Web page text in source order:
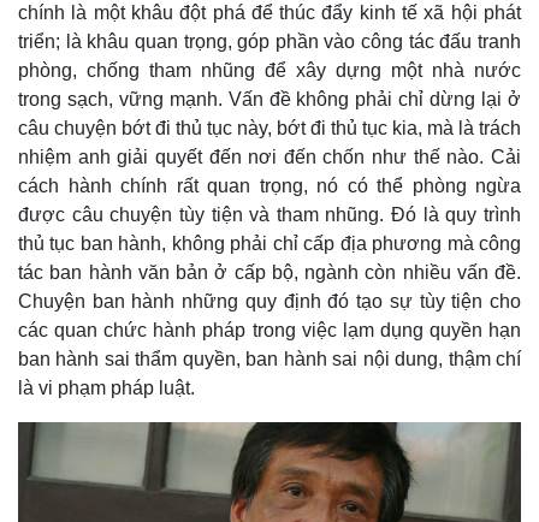
chính là một khâu đột phá để thúc đẩy kinh tế xã hội phát
triển; là khâu quan trọng, góp phần vào công tác đấu tranh
phòng, chống tham nhũng để xây dựng một nhà nước
trong sạch, vững mạnh. Vấn đề không phải chỉ dừng lại ở
câu chuyện bớt đi thủ tục này, bớt đi thủ tục kia, mà là trách
nhiệm anh giải quyết đến nơi đến chốn như thế nào. Cải
cách hành chính rất quan trọng, nó có thể phòng ngừa
được câu chuyện tùy tiện và tham nhũng. Đó là quy trình
thủ tục ban hành, không phải chỉ cấp địa phương mà công
tác ban hành văn bản ở cấp bộ, ngành còn nhiều vấn đề.
Chuyện ban hành những quy định đó tạo sự tùy tiện cho
các quan chức hành pháp trong việc lạm dụng quyền hạn
ban hành sai thẩm quyền, ban hành sai nội dung, thậm chí
là vi phạm pháp luật.